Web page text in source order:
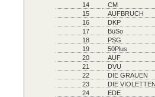
14
CM
15
AUFBRUCH
16
DKP
17
BüSo
18
PSG
19
50Plus
20
AUF
21
DVU
22
DIE GRAUEN
23
DIE VIOLETTEN
24
EDE